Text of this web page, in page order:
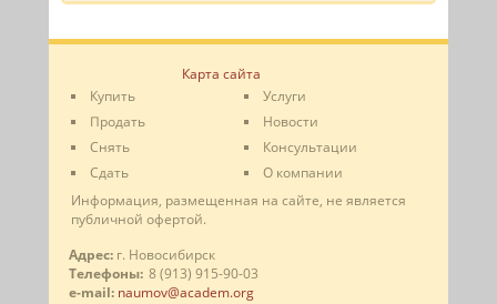
Карта сайта
Купить
Продать
Снять
Сдать
Услуги
Новости
Консультации
О компании
Информация, размещенная на сайте, не является
публичной офертой.
Адрес: г. Новосибирск
Телефоны: 8 (913) 915-90-03
e-mail: naumov@academ.org